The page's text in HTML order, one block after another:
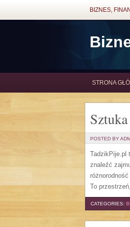
BIZNES,
STRONA
POSTED BY
TadzikPije.pl
znaleźć
To
CATEGORIES: